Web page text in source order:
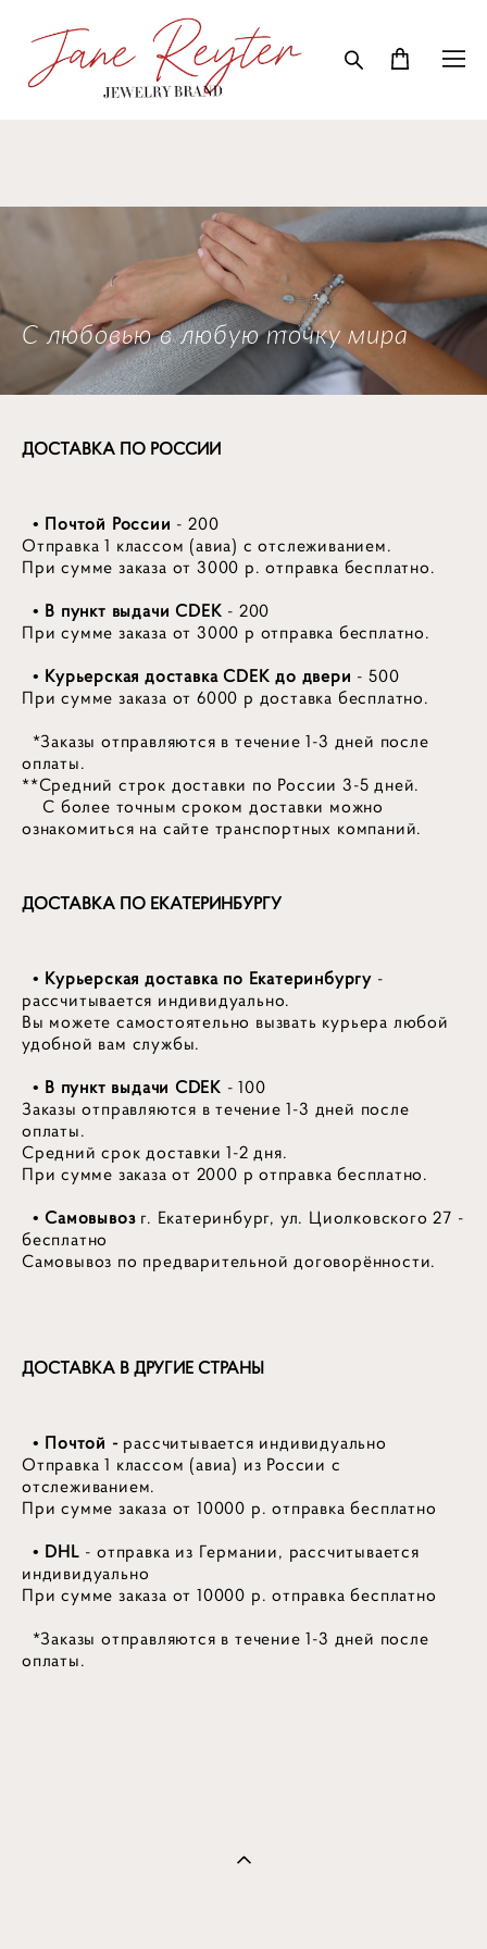
С любовью в любую точку мира
ДОСТАВКА ПО РОССИИ
• Почтой России - 200
Отправка 1 классом (авиа) с отслеживанием.
При сумме заказа от 3000 р. отправка бесплатно.
• В пункт выдачи CDEK - 200
При сумме заказа от 3000 р отправка бесплатно.
• Курьерская доставка CDEK до двери - 500
При сумме заказа от 6000 р доставка бесплатно.
*Заказы отправляются в течение 1-3 дней после
оплаты.
**Средний строк доставки по России 3-5 дней.
С более точным сроком доставки можно
ознакомиться на сайте транспортных компаний.
ДОСТАВКА ПО ЕКАТЕРИНБУРГУ
• Курьерская доставка по Екатеринбургу-
рассчитывается индивидуально.
Вы можете самостоятельно вызвать курьера любой
удобной вам службы.
• В пункт выдачи CDEK - 100
Заказы отправляются в течение 1-3 дней после
оплаты.
Средний срок доставки 1-2 дня.
При сумме заказа от 2000 р отправка бесплатно.
• Самовывоз г. Екатеринбург, ул. Циолковского 27​ -
бесплатно
Самовывоз по предварительной договорённости.
ДОСТАВКА В ДРУГИЕ СТРАНЫ
• Почтой -рассчитывается индивидуально
Отправка 1 классом (авиа) из России с
отслеживанием.
При сумме заказа от 10000 р. отправка бесплатно
• DHL - отправка из Германии, рассчитывается
индивидуально
При сумме заказа от 10000 р. отправка бесплатно
*Заказы отправляются в течение 1-3 дней после
оплаты.